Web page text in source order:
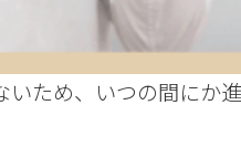
いため、いつの間にか